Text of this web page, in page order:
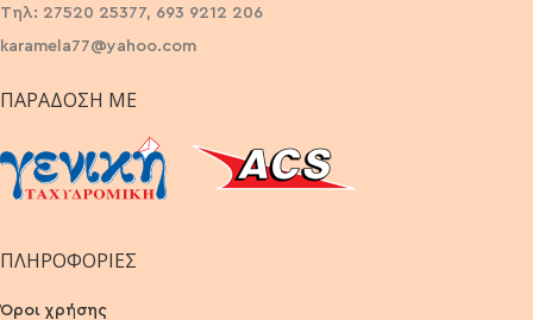
Τηλ: 27520 25377, 693 9212 206
karamela77@yahoo.com
ΠΑΡΆΔΟΣΗ ΜΕ
ΠΛΗΡΟΦΟΡΙΕΣ
Όροι χρήσης